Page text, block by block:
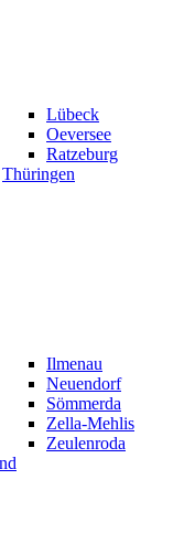
Lübeck
Oeversee
Ratzeburg
Thüringen
Ilmenau
Neuendorf
Sömmerda
Zella-Mehlis
Zeulenroda